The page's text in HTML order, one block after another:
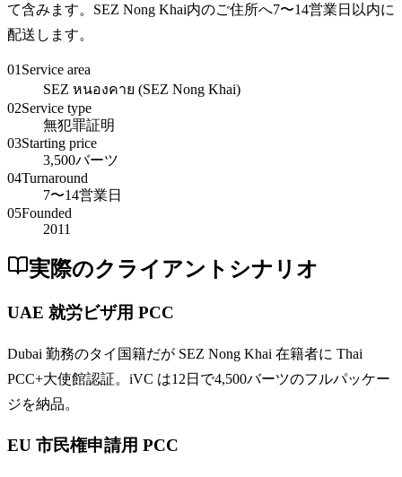
て含みます。SEZ Nong Khai内のご住所へ7〜14営業日以内に
配送します。
01 Service area
SEZ หนองคาย (SEZ Nong Khai)
02Service type
無犯罪証明
03Starting price
3,500バーツ
04Turnaround
7〜14営業日
05Founded
2011
実際のクライアントシナリオ
UAE 就労ビザ用 PCC
Dubai 勤務のタイ国籍だが SEZ Nong Khai 在籍者に Thai
PCC+大使館認証。iVC は12日で4,500バーツのフルパッケー
ジを納品。
EU 市民権申請用 PCC